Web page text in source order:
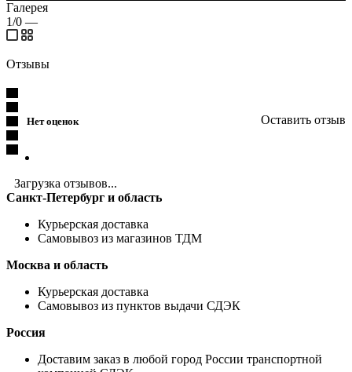
Галерея
1/0 —
Отзывы
Нет оценок Оставить отзыв
Загрузка отзывов...
Санкт-Петербург и область
Курьерская доставка
Самовывоз из магазинов ТДМ
Москва и область
Курьерская доставка
Самовывоз из пунктов выдачи СДЭК
Россия
Доставим заказ в любой город России транспортной